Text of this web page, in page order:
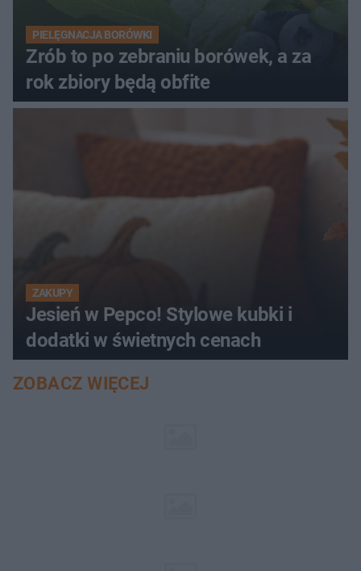
PIELĘGNACJA BORÓWKI
Zrób to po zebraniu borówek, a za
rok zbiory będą obfite
ZAKUPY
Jesień w Pepco! Stylowe kubki i
dodatki w świetnych cenach
ZOBACZ WIĘCEJ